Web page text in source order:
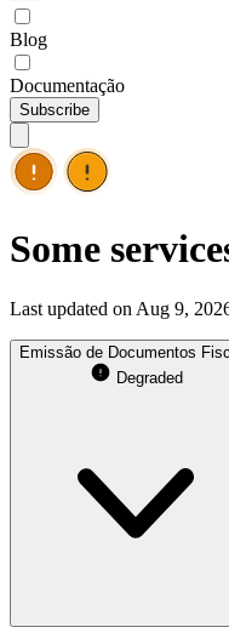
Blog
Documentação
Subscribe
Some
Last updated on Aug 9,
Emissão de Documentos
Degraded